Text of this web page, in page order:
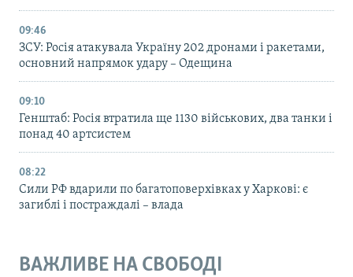
09:46
ЗСУ: Росія атакувала Україну 202 дронами і ракетами,
основний напрямок удару – Одещина
09:10
Генштаб: Росія втратила ще 1130 військових, два танки і
понад 40 артсистем
08:22
Сили РФ вдарили по багатоповерхівках у Харкові: є
загиблі і постраждалі – влада
ВАЖЛИВЕ НА СВОБОДІ